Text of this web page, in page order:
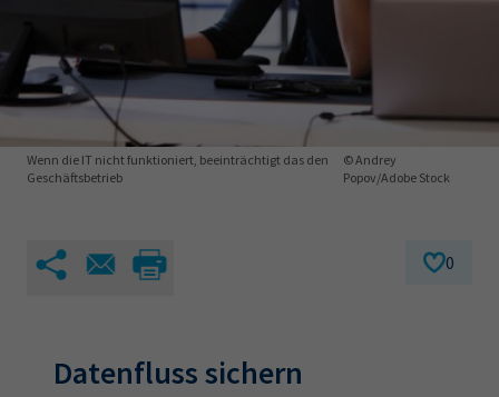
IHK regional
Karriere
EN
Prüfungstermine
Wirtschaftsfachwirt
34f
Negativerklärung
Sachkundeprüfung
Berichtsheft
AEVO
Betriebswirt Prüfbericht
Wenn die IT nicht funktioniert, beeinträchtigt das den
Geschäftsbetrieb
© Andrey
Popov/Adobe Stock
0
Datenfluss sichern